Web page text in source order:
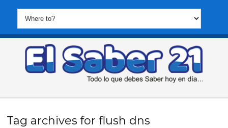
Tag archives for flush dns